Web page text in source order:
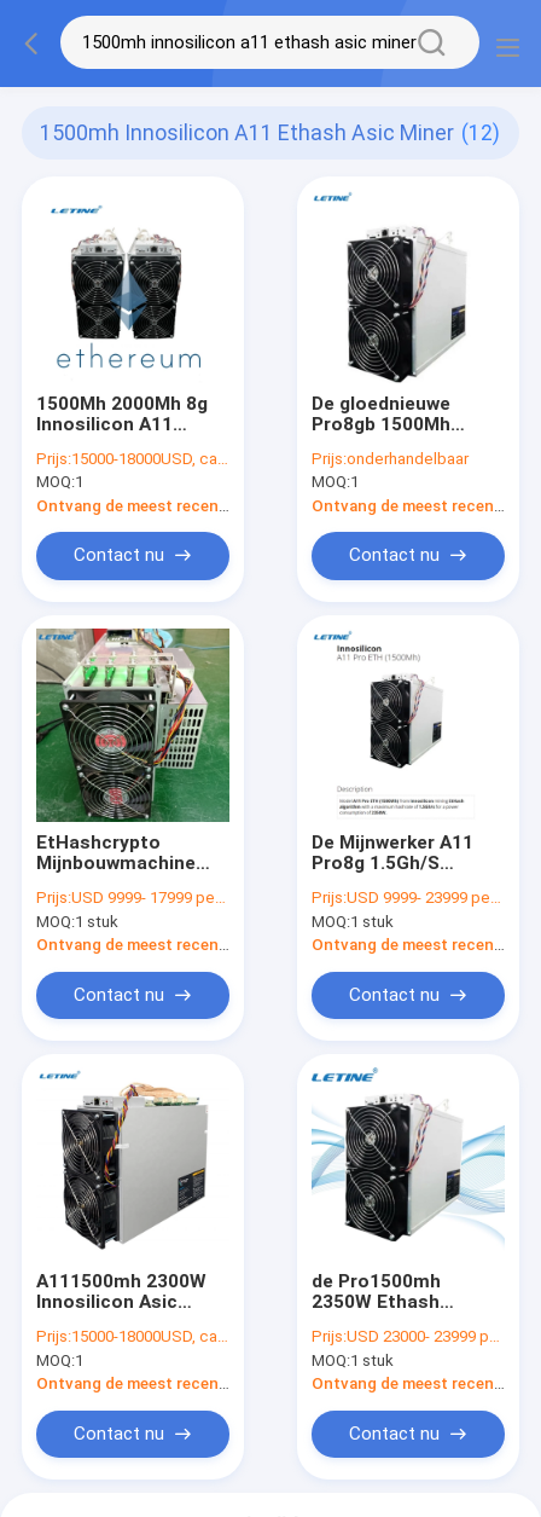
1500mh Innosilicon A11 Ethash Asic Miner (12)
1500Mh 2000Mh 8g
Innosilicon A11
Prijs:15000-18000USD, can be negotiate
MOQ:1
Contact nu
De gloednieuwe
Pro8gb 1500Mh
Mijnwerker van
Innosilicon A11
Prijs:onderhandelbaar
MOQ:1
Contact nu
EtHashcrypto
Mijnbouwmachine
Pro8gb Eth 2000Mh
1500Mh
Prijs:USD 9999- 17999 per piece
MOQ:1 stuk
Contact nu
De Mijnwerker A11
Pro8g 1.5Gh/S
van Innosiliconasic
Prijs:USD 9999- 23999 per piece
MOQ:1 stuk
Contact nu
A111500mh 2300W
Innosilicon Asic
Interface
Prijs:15000-18000USD, can be negotiate
MOQ:1
Ontvang de meest recente Prijs
Contact nu
de Pro1500mh
2350W Ethash
Innosilicon A10 5g
Innosilicon A10 Pros
van 8G 1.5Gh/S Asic
Prijs:USD 23000- 23999 per piece
MOQ:1 stuk
Ontvang de meest recente Prijs
Contact nu